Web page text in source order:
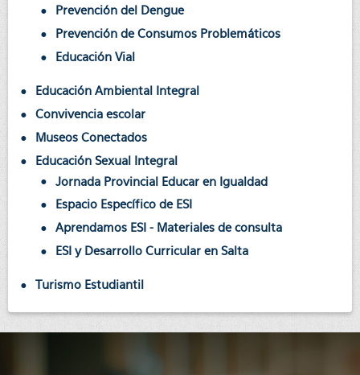
Prevención del Dengue
Prevención de Consumos Problemáticos
Educación Vial
Educación Ambiental Integral
Convivencia escolar
Museos Conectados
Educación Sexual Integral
Jornada Provincial Educar en Igualdad
Espacio Específico de ESI
Aprendamos ESI - Materiales de consulta
ESI y Desarrollo Curricular en Salta
Turismo Estudiantil